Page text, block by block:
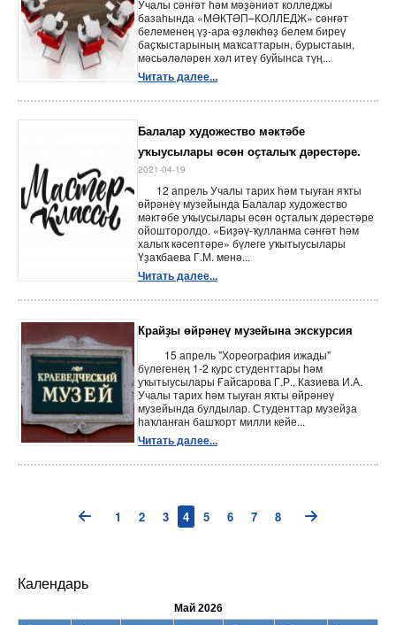
Учалы сәнғәт һәм мәҙәниәт колледжы
базаһында «МӘКТӘП–КОЛЛЕДЖ» сәнғәт
белеменең үҙ-ара өҙлөкһөҙ белем биреү
баҫҡыстарының маҡсаттарын, бурыстаын,
мәсьәләләрен хәл итеү буйынса түң...
Читать далее...
Балалар художество мәктәбе
уҡыусылары өсөн оҫталыҡ дәрестәре.
2021-04-19
12 апрель Учалы тарих һәм тыуған яҡты
өйрәнеү музейында Балалар художество
мәктәбе уҡыусылары өсөн оҫталыҡ дәрестәре
ойошторолдо. «Биҙәү-ҡулланма сәнғәт һәм
халыҡ кәсептәре» бүлеге уҡытыусылары
Үҙаҡбаева Г.М. менә...
Читать далее...
Крайҙы өйрәнеү музейына экскурсия
15 апрель "Хореография ижады"
бүлегенең 1-2 курс студенттары һәм
уҡытыусылары Ғайсарова Г.Р., Казиева И.А.
Учалы тарих һәм тыуған яҡты өйрәнеү
музейында булдылар. Студенттар музейҙа
һаҡланған башҡорт милли кейе...
Читать далее...
1 2 3 4 5 6 7 8
Календарь
Май 2026